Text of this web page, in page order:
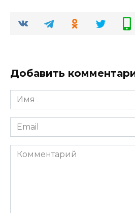
Добавить
Имя
*
Email
*
Комментарий